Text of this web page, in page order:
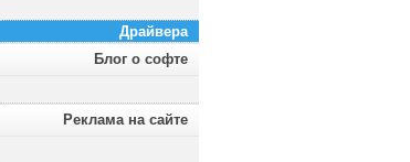
Драйвера
Блог о софте
Реклама на сайте